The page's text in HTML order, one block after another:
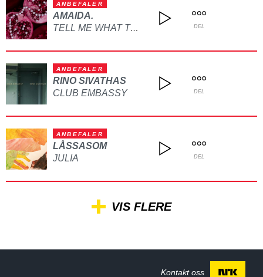
ANBEFALER
AMAIDA.
TELL ME WHAT TO DO DEL
ANBEFALER
RINO SIVATHAS
CLUB EMBASSY
DEL
ANBEFALER
LÅSSASOM
JULIA
DEL
VIS FLERE
Kontakt oss